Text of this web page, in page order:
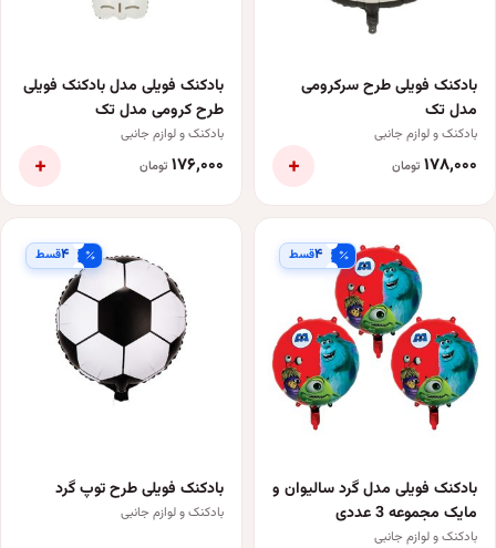
بادکنک فویلی طرح سرکرومی
مدل تک
بادکنک و لوازم جانبی
۱۷۸٬۰۰۰ تومان +
بادکنک فویلی مدل بادکنک فویلی
طرح کرومی مدل تک
بادکنک و لوازم جانبی
۱۷۶٬۰۰۰ تومان +
۴قسط
بادکنک فویلی مدل گرد سالیوان و
مایک مجموعه 3 عددی
بادکنک و لوازم جانبی
۴قسط
بادکنک فویلی طرح توپ گرد
بادکنک و لوازم جانبی